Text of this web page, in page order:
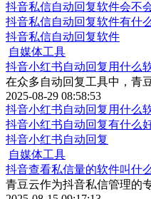
抖音私信自动回复软件会不
抖音私信自动回复软件有什
抖音私信自动回复软件
自媒体工具
抖音小红书自动回复用什么
在众多自动回复工具中，青
2025-08-29 08:58:53
抖音小红书自动回复用什么
抖音小红书自动回复有什么
抖音小红书自动回复
自媒体工具
抖音查看私信量的软件叫什
青豆云作为抖音私信管理的